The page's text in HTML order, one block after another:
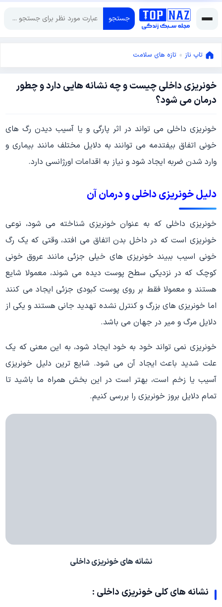
جستجو
تاپ ناز » تازه های سلامت
خونریزی داخلی چیست و چه نشانه هایی دارد و چطور
درمان می شود؟
دسامبر
14,
14,
2022
خونریزی داخلی می تواند در اثر پارگی و یا آسیب دیدن رگ های
خونی اتفاق بیفتدمه می توانند به دلایل مختلف مانند بیماری و
وارد شدن ضربه ایجاد شود و نیاز به اقدامات اورژانسی دارد.
دلیل خونریزی داخلی و درمان آن
خونریزی داخلی که به عنوان خونریزی شناخته می شود، نوعی
خونریزی است که در داخل بدن اتفاق می افتد، وقتی که یک رگ
خونی اسیب ببیند خونریزی های خیلی جزئی مانند عروق خونی
کوچک که در نزدیکی سطح پوست دیده می شوند، معمولا شایع
هستند و معمولا فقط بر روی پوست کبودی جزئی ایجاد می کنند
اما خونریزی های بزرگ و کنترل نشده تهدید جانی هستند و یکی از
دلایل مرگ و میر در جهان می باشد.
خونریزی نمی تواند خود به خود ایجاد شود، به این معنی که یک
علت شدید باعث ایجاد آن می شود. شایع ترین دلیل خونریزی
آسیب یا زخم است، بهتر است در این بخش همراه ما باشید تا
تمام دلایل بروز خونریزی را بررسی کنیم.
نشانه های خونریزی داخلی
نشانه های کلی خونریزی داخلی :